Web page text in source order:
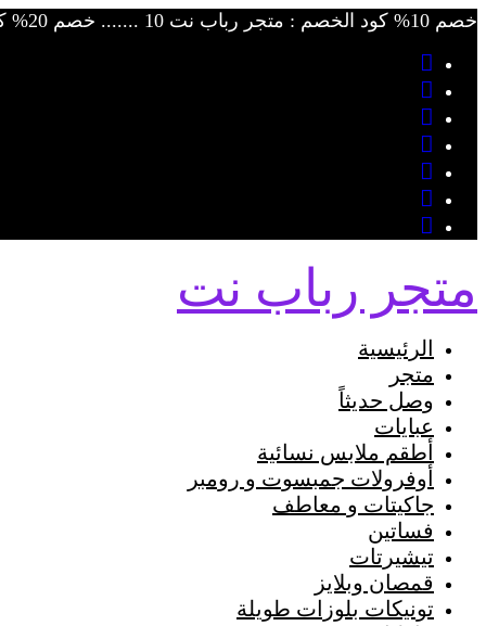
Skip
content
خصم 10% كود الخصم : متجر رباب نت 10 ....... خصم 20% كود الخصم : متجر رباب نت 20
متجر رباب نت
الرئيسية
متجر
وصل حديثاً
عبايات
أطقم ملابس نسائية
أوفرولات جمبسوت و رومبر
جاكيتات و معاطف
فساتين
تيشيرتات
قمصان وبلايز
تونيكات بلوزات طويلة